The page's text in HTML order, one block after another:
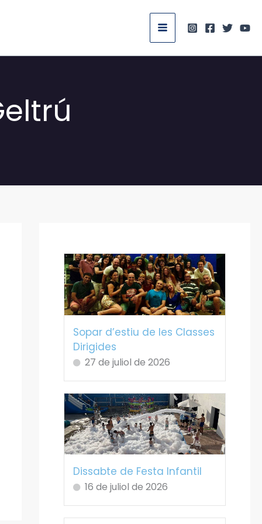
Sopar d’estiu de les Classes
Dirigides
27 de juliol de 2026
Dissabte de Festa Infantil
16 de juliol de 2026